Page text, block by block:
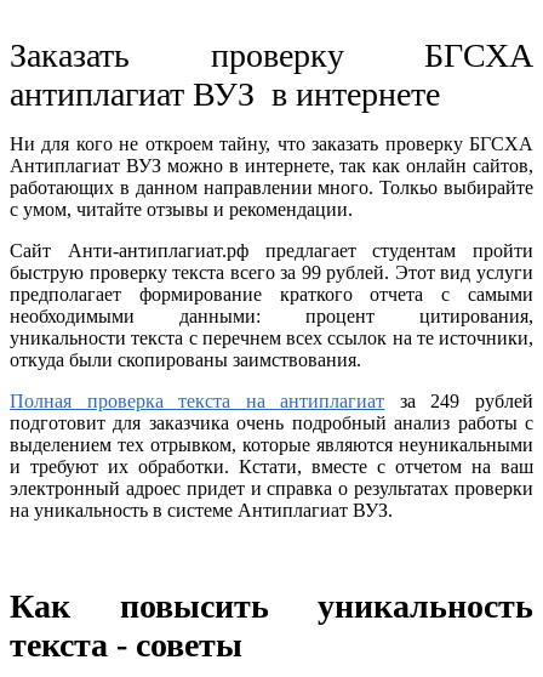
Заказать проверку БГСХА
антиплагиат ВУЗ в интернете
Ни для кого не откроем тайну, что заказать проверку БГСХА
Антиплагиат ВУЗ можно в интернете, так как онлайн сайтов,
работающих в данном направлении много. Толкьо выбирайте
с умом, читайте отзывы и рекомендации.
Сайт Анти-антиплагиат.рф предлагает студентам пройти
быструю проверку текста всего за 99 рублей. Этот вид услуги
предполагает формирование краткого отчета с самыми
необходимыми данными: процент цитирования,
уникальности текста с перечнем всех ссылок на те источники,
откуда были скопированы заимствования.
Полная проверка текста на антиплагиат за 249 рублей
подготовит для заказчика очень подробный анализ работы с
выделением тех отрывком, которые являются неуникальными
и требуют их обработки. Кстати, вместе с отчетом на ваш
электронный адроес придет и справка о результатах проверки
на уникальность в системе Антиплагиат ВУЗ.
Как повысить уникальность
текста - советы